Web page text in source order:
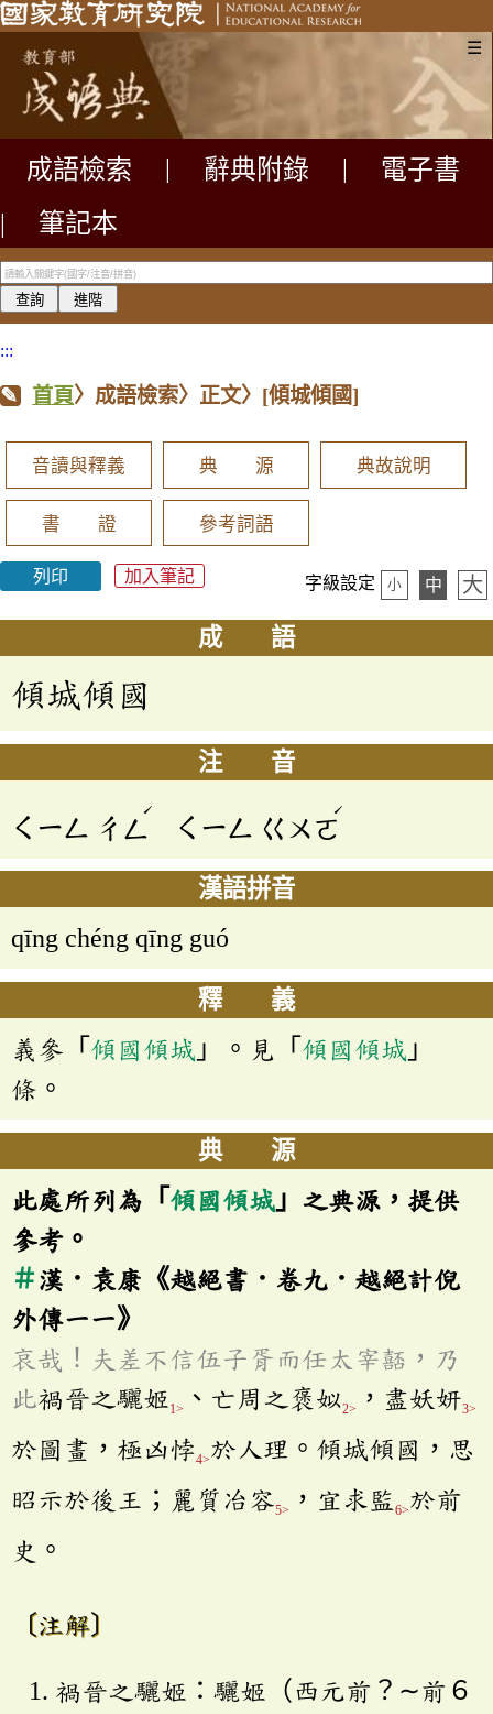
☰
成語檢索 辭典附錄
電子書
|
筆記本
:::
首頁〉成語檢索〉正文〉 [傾城傾國]
音讀與釋義 典 源 典故說明
書 證 參考詞語
列印 加入筆記 字級設定 小 中 大
成 語
傾城傾國
注 音
ㄑㄧㄥ ㄔㄥ
ˊ
ㄑㄧㄥ ㄍㄨㄛ
ˊ
漢語拼音
qīng chéng qīng guó
釋 義
義參「 傾國傾城 」。見「 傾國傾城 」
條。
典 源
此處所列為「 傾國傾城 」之典源，提供
參考。
＃漢．袁康《越絕書．卷九．越絕計倪
外傳一一》
哀哉！夫差不信伍子胥而任太宰嚭，乃
此禍晉之驪姬1> 、亡周之褒姒2> ，盡妖妍3>
於圖畫，極凶悖4>於人理。傾城傾國，思
昭示於後王；麗質冶容5> ，宜求監 6>於前
史。
〔注解〕
禍晉之驪姬：驪姬（西元前？∼前６